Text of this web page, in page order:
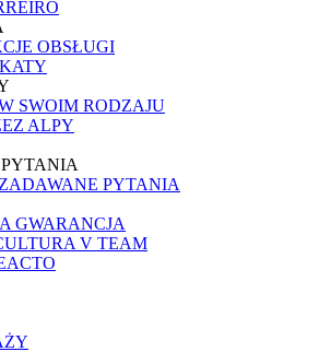
OBSŁUGI
SWOIM RODZAJU
ALPY
PYTANIA
GWARANCJA
V TEAM